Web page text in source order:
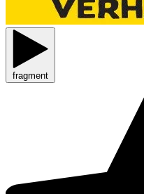
fragment